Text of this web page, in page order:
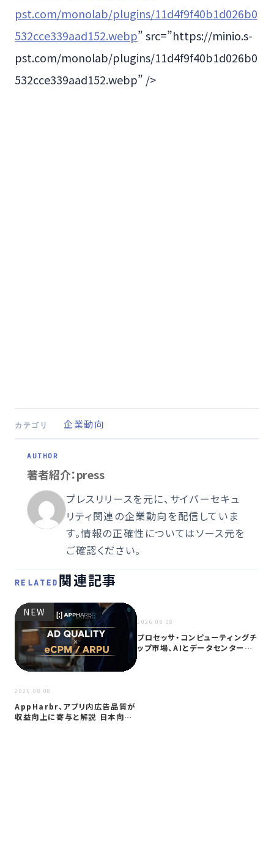
pst.com/monolab/plugins/11d4f9f40b1d026b0
532cce339aad152.webp” src=”https://minio.s-
pst.com/monolab/plugins/11d4f9f40b1d026b0
532cce339aad152.webp” />
カテゴリ 企業動向
著者紹介：press
プレスリリースを元に、サイバーセキュ
リティ関連の企業動向を配信していま
す。情報の正確性についてはソース元を
ご確認ください。
RELATED 関連記事
NEW
2026.08.08
AppHarbr、アプリ内広告品質が
収益向上に寄与と解説 日本向け
2026.08.08
プロセッサ・コンピューティングチ
ップ市場、AIとデータセンター需